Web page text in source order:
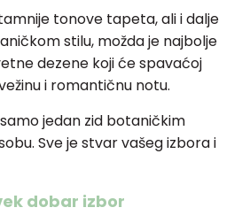
tonove tapeta, ali i dalje
stilu, možda je najbolje
dezene koji će spavaćoj
i romantičnu notu.
jedan zid botaničkim
Sve je stvar vašeg izbora i
dobar izbor